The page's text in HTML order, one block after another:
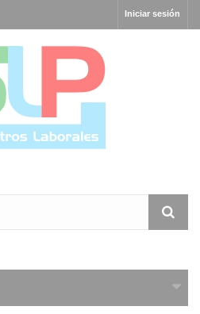
Iniciar sesión